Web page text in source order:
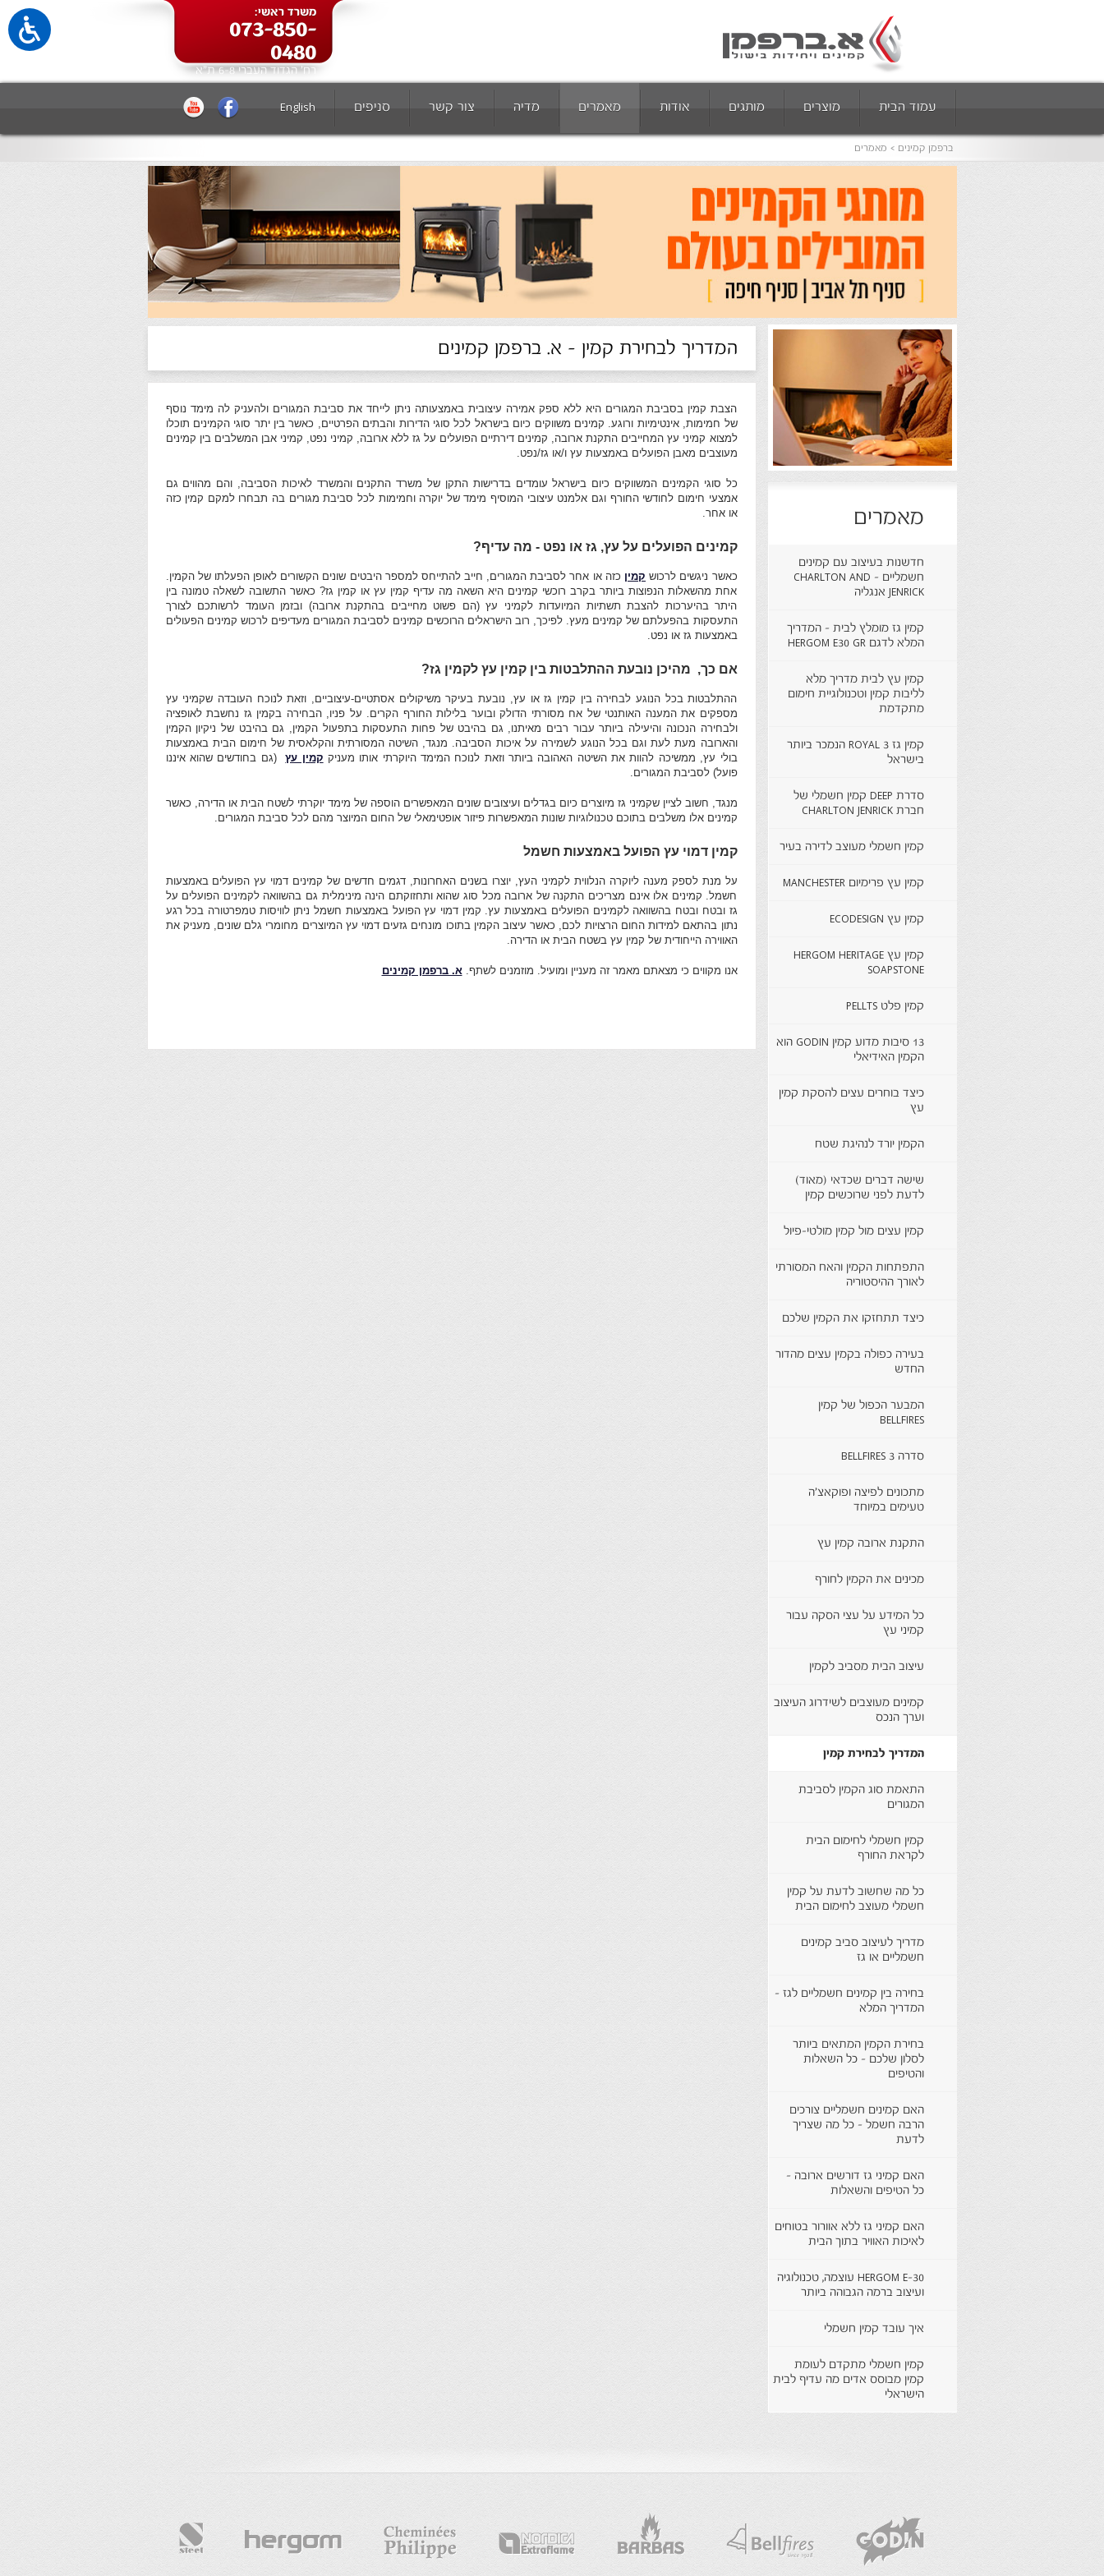
משרד ראשי:
073-850-
0480
רח' הגדוד העברי 6-8 ת"א
עמוד הבית מוצרים מותגים אודות מאמרים מדיה צור קשר סניפים English
ברפמן קמינים מאמרים
המדריך לבחירת קמין - א. ברפמן קמינים
הצבת קמין בסביבת המגורים היא ללא ספק אמירה עיצובית באמצעותה ניתן לייחד את סביבת המגורים ולהעניק לה מימד נוסף
של חמימות, אינטימיות ורוגע. קמינים משווקים כיום בישראל לכל סוגי הדירות והבתים הפרטיים, כאשר בין יתר סוגי הקמינים תוכלו
למצוא קמיני עץ המחייבים התקנת ארובה, קמינים דירתיים הפועלים על גז ללא ארובה, קמיני נפט, קמיני אבן המשלבים בין קמינים
מעוצבים מאבן הפועלים באמצעות עץ ו/או גז/נפט.
כל סוגי הקמינים המשווקים כיום בישראל עומדים בדרישות התקן של משרד התקנים והמשרד לאיכות הסביבה, והם מהווים גם
אמצעי חימום לחודשי החורף וגם אלמנט עיצובי המוסיף מימד של יוקרה וחמימות לכל סביבת מגורים בה תבחרו למקם קמין כזה
או אחר.
קמינים הפועלים על עץ, גז או נפט - מה עדיף?
כאשר ניגשים לרכוש קמין כזה או אחר לסביבת המגורים, חייב להתייחס למספר היבטים שונים הקשורים לאופן הפעלתו של הקמין.
אחת מהשאלות הנפוצות ביותר בקרב רוכשי קמינים היא השאה מה עדיף קמין עץ או קמין גז? כאשר התשובה לשאלה טמונה בין
היתר בהיערכות להצבת תשתיות המיועדות לקמיני עץ (הם פשוט מחייבים בהתקנת ארובה) ובזמן העומד לרשותכם לצורך
התעסקות בהפעלתם של קמינים מעץ. לפיכך, רוב הישראלים הרוכשים קמינים לסביבת המגורים מעדיפים לרכוש קמינים הפעולים
באמצעות גז או נפט.
אם כך, מהיכן נובעת ההתלבטות בין קמין עץ לקמין גז?
ההתלבטות בכל הנוגע לבחירה בין קמין גז או עץ, נובעת בעיקר משיקולים אסתטיים-עיצוביים, וזאת לנוכח העובדה שקמיני עץ
מספקים את המענה האותנטי של אח מסורתי הדולק ובוער בלילות החורף הקרים. על פניו, הבחירה בקמין גז נחשבת לאופציה
ולבחירה הנכונה והיעילה ביותר עבור רבים מאיתנו, גם בהיבט של פחות התעסקות בתפעול הקמין, גם בהיבט של ניקיון הקמין
והארובה מעת לעת וגם בכל הנוגע לשמירה על איכות הסביבה. מנגד, השיטה המסורתית והקלאסית של חימום הבית באמצעות
בולי עץ, ממשיכה להוות את השיטה האהובה ביותר וזאת לנוכח המימד היוקרתי אותו מעניק קמין עץ
(גם בחודשים שהוא איננו
פועל) לסביבת המגורים.
מנגד, חשוב לציין שקמיני גז מיוצרים כיום בגדלים ועיצובים שונים המאפשרים הוספה של מימד יוקרתי לשטח הבית או הדירה, כאשר
קמינים אלו משלבים בתוכם טכנולוגיות שונות המאפשרות פיזור אופטימאלי של החום המיוצר מהם לכל סביבת המגורים.
קמין דמוי עץ הפועל באמצעות חשמל
על מנת לספק מענה ליוקרה הנלווית לקמיני העץ, יוצרו בשנים האחרונות, דגמים חדשים של קמינים דמוי עץ הפועלים באמצעות
חשמל. קמינים אלו אינם מצריכים התקנה של ארובה מכל סוג שהוא ותחזוקתם הינה מינימלית גם בהשוואה לקמינים הפועלים על
גז ובטח ובטח בהשוואה לקמינים הפועלים באמצעות עץ. קמין דמוי עץ הפועל באמצעות חשמל ניתן לוויסות טמפרטורה בכל רגע
נתון בהתאם למידות החום הרצויות לכם, כאשר עיצוב הקמין בתוכו מונחים גזעים דמוי עץ המיוצרים מחומרי גלם שונים, מעניק את
האווירה הייחודית של קמין עץ בשטח הבית או הדירה.
אנו מקווים כי מצאתם מאמר זה מעניין ומועיל. מוזמנים לשתף.א. ברפמן קמינים
מאמרים
חדשנות בעיצוב עם קמינים
חשמליים - CHARLTON AND
JENRICK אנגליה
קמין גז מומלץ לבית - המדריך
המלא לדגם HERGOM E30 GR
קמין עץ לבית מדריך מלא
לליבות קמין וטכנולוגיית חימום
מתקדמת
קמין גז ROYAL 3 הנמכר ביותר
בישראל
סדרת DEEP קמין חשמלי של
חברת CHARLTON JENRICK
קמין חשמלי מעוצב לדירה בעיר
קמין עץ פרימיום MANCHESTER
קמין עץ ECODESIGN
קמין עץ HERGOM HERITAGE
SOAPSTONE
קמין פלט PELLTS
13 סיבות מדוע קמין GODIN הוא
הקמין האידיאלי
כיצד בוחרים עצים להסקת קמין
עץ
הקמין יורד לנהיגת שטח
שישה דברים שכדאי (מאוד)
לדעת לפני שרוכשים קמין
קמין עצים מול קמין מולטי-פיול
התפתחות הקמין והאח המסורתי
לאורך ההיסטוריה
כיצד תתחזקו את הקמין שלכם
בעירה כפולה בקמין עצים מהדור
החדש
המבער הכפול של קמין
BELLFIRES
סדרה 3 BELLFIRES
מתכונים לפיצה ופוקאצ'ה
טעימים במיוחד
התקנת ארובה קמין עץ
מכינים את הקמין לחורף
כל המידע על עצי הסקה עבור
קמיני עץ
עיצוב הבית מסביב לקמין
קמינים מעוצבים לשידרוג העיצוב
וערך הנכס
המדריך לבחירת קמין
התאמת סוג הקמין לסביבת
המגורים
קמין חשמלי לחימום הבית
לקראת החורף
כל מה שחשוב לדעת על קמין
חשמלי מעוצב לחימום הבית
מדריך לעיצוב סביב קמינים
חשמליים או גז
בחירה בין קמינים חשמליים לגז -
המדריך המלא
בחירת הקמין המתאים ביותר
לסלון שלכם - כל השאלות
והטיפים
האם קמינים חשמליים צורכים
הרבה חשמל - כל מה שצריך
לדעת
האם קמיני גז דורשים ארובה -
כל הטיפים והשאלות
האם קמיני גז ללא אוורור בטוחים
לאיכות האוויר בתוך הבית
HERGOM E-30 עוצמה, טכנולוגיה
ועיצוב ברמה הגבוהה ביותר
איך עובד קמין חשמלי
קמין חשמלי מתקדם לעומת
קמין מבוסס אדים מה עדיף לבית
הישראלי